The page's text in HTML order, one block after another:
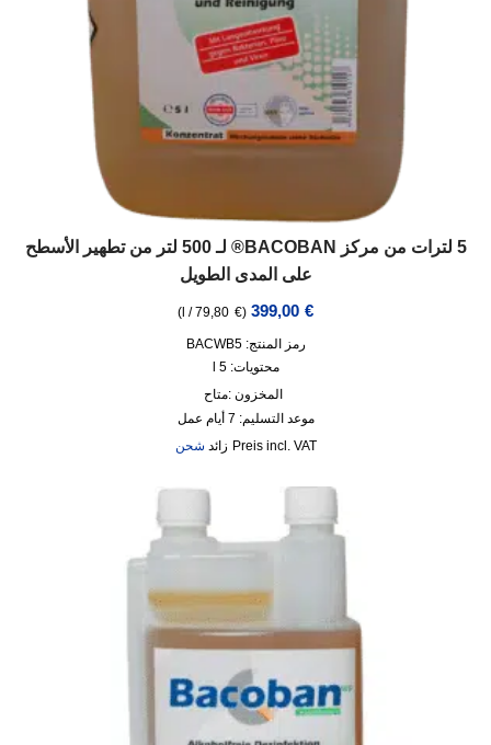
5 لترات من مركز BACOBAN® لـ 500 لتر من تطهير الأسطح
على المدى الطويل
399,00 €
(
79,80 €
/
)
رمز المنتج: BACWB5
محتويات: 5
l
المخزون :متاح
موعد التسليم: 7 أيام عمل
incl. VAT
زائد شحن